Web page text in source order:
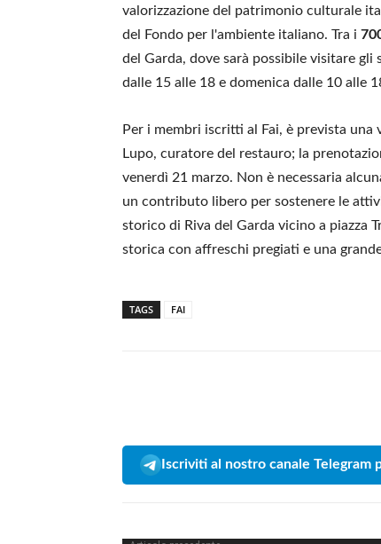
valorizzazione del patrimonio culturale
del Fondo per l'ambiente italiano. Tra i
del Garda, dove sarà possibile visitare
dalle 15 alle 18 e domenica dalle 10 alle
Per i membri iscritti al Fai, è prevista
Lupo, curatore del restauro; la
venerdì 21 marzo. Non è necessaria
un contributo libero per sostenere le
storico di Riva del Garda vicino a piazza
storica con affreschi pregiati e una
TAGS FAI
Iscriviti al nostro canale